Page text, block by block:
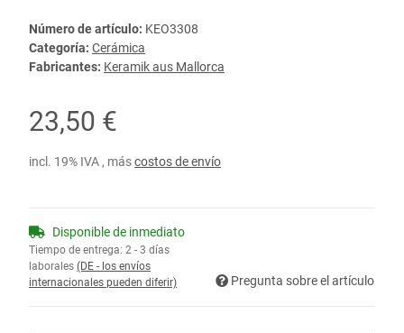
Número de artículo: KEO3308
Categoría: Cerámica
Fabricantes: Keramik aus Mallorca
23,50 €
incl. 19% IVA , máscostos de envío
Disponible de inmediato
Tiempo de entrega: 2 - 3 días
laborales (DE - los envíos
internacionales pueden diferir)
Pregunta sobre el artículo